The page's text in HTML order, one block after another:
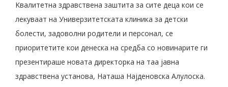
Kвалитетна здравствена заштита за сите деца кои се
лекуваат на Универзитетската клиника за детски
болести, задоволни родители и персонал, се
приоритетите кои денеска на средба со новинарите ги
презентираше новата директорка на таа јавна
здравствена установа, Наташа Најденовска Алулоска.